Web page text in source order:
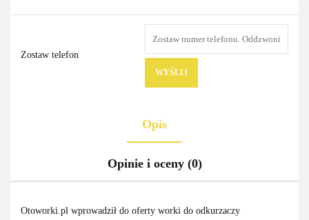
Zostaw telefon
WYŚLIJ
Opis
Opinie i oceny (0)
Otoworki.pl wprowadził do oferty worki do odkurzaczy